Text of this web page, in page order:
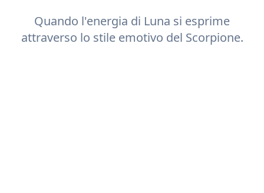
Quando l'energia di Luna si esprime
attraverso lo stile emotivo del Scorpione.